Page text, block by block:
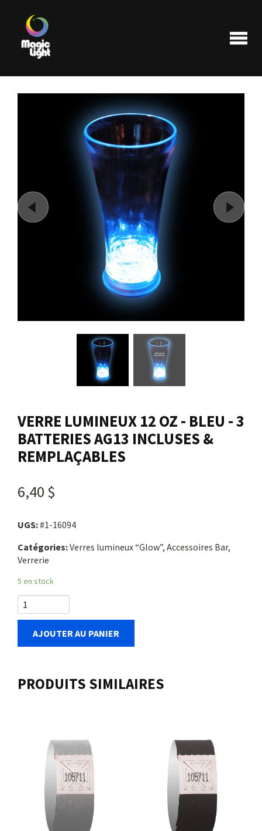
Les plus populaires
Liquidations
Me connecter
VERRE LUMINEUX 12 OZ - BLEU - 3
BATTERIES AG13 INCLUSES &
REMPLAÇABLES
6,40 $
UGS:#1-16094
Catégories:Verres lumineux “Glow”, Accessoires Bar,
Verrerie
5 en stock
AJOUTER AU PANIER
PRODUITS SIMILAIRES